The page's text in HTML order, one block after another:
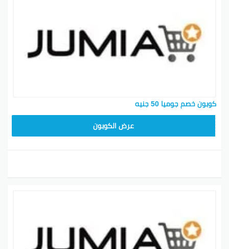
كوبون خصم جوميا 50 جنيه
عرض الكوبون